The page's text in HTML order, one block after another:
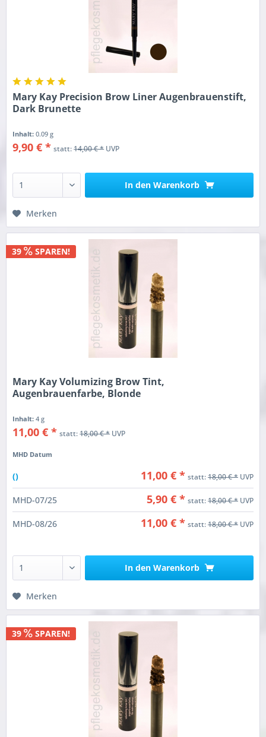
Mary Kay Precision Brow Liner Augenbrauenstift,
Dark Brunette
Inhalt:0.09 g
9,90 € * statt:14,00 € *UVP
In den Warenkorb
Merken
39 SPAREN!
Mary Kay Volumizing Brow Tint,
Augenbrauenfarbe, Blonde
Inhalt:4 g
11,00 € * statt:18,00 € *UVP
MHD Datum
() 11,00 € * statt:18,00 € * UVP
MHD-07/25 5,90 € * statt:18,00 € * UVP
MHD-08/26 11,00 € * statt:18,00 € * UVP
In den Warenkorb
Merken
39 SPAREN!